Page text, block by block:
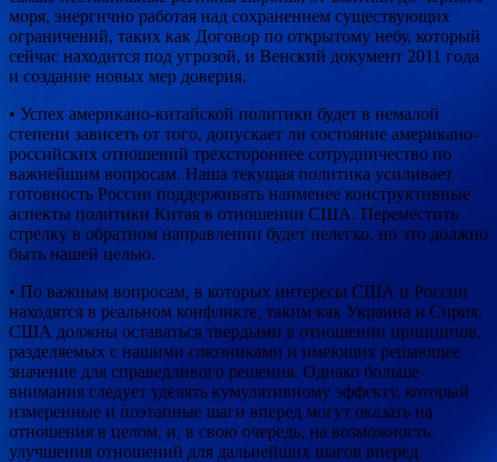
моря, энергично работая над сохранением существующих
ограничений, таких как Договор по открытому небу, который
сейчас находится под угрозой, и Венский документ 2011 года
и создание новых мер доверия.
• Успех американо-китайской политики будет в немалой
степени зависеть от того, допускает ли состояние американо-
российских отношений трехстороннее сотрудничество по
важнейшим вопросам. Наша текущая политика усиливает
готовность России поддерживать наименее конструктивные
аспекты политики Китая в отношении США. Переместить
стрелку в обратном направлении будет нелегко, но это должно
быть нашей целью.
• По важным вопросам, в которых интересы США и России
находятся в реальном конфликте, таким как Украина и Сирия,
США должны оставаться твердыми в отношении принципов,
разделяемых с нашими союзниками и имеющих решающее
значение для справедливого решения. Однако больше
внимания следует уделять кумулятивному эффекту, который
измеренные и поэтапные шаги вперед могут оказать на
отношения в целом, и, в свою очередь, на возможность
улучшения отношений для дальнейших шагов вперед.